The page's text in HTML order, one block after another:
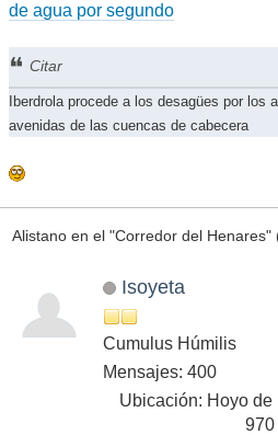
de agua por segundo
Citar
Iberdrola procede a los desagües por los
avenidas de las cuencas de cabecera
Alistano en el "Corredor del Henares"
Isoyeta
Cumulus Húmilis
Mensajes: 400
Ubicación: Hoyo de
970